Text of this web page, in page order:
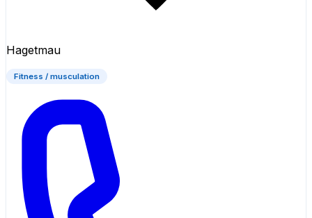
Hagetmau
Fitness / musculation